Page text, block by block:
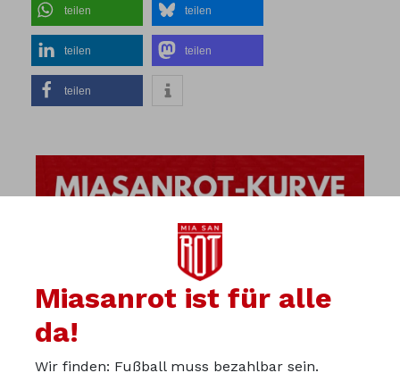
teilen teilen
teilen teilen
teilen
Miasanrot ist für alle
da!
Wir finden: Fußball muss bezahlbar sein.